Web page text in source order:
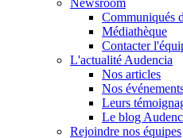
Newsroom
Communiqués
Médiathèque
Contacter
L'actualité Audencia
Nos articles
Nos
Leurs
Le blog
Rejoindre nos équipes